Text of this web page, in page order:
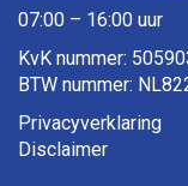
07:00 – 16:00 uur
KvK nummer:
BTW nummer:
Privacyverklaring
Disclaimer